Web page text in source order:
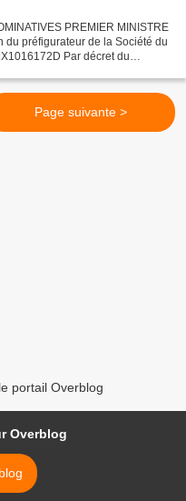
PREMIER MINISTRE
du préfigurateur de la Société du
Par décret du
Page suivante >
portail Overblog
Overblog